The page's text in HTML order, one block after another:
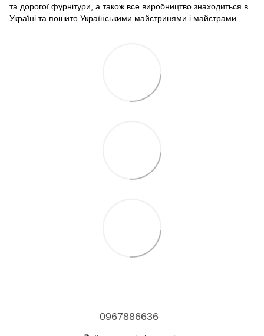
та дорогої фурнітури, а також все виробництво знаходиться в
Україні та пошито Українськими майстринями і майстрами.
0967886636